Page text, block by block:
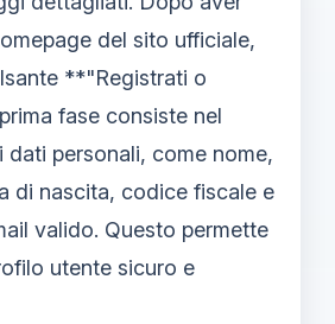
del sito ufficiale,
**"Registrati o
fase consiste nel
dati personali, come nome,
di nascita, codice fiscale e
valido. Questo permette
utente sicuro e